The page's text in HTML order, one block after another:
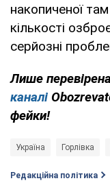
накопиченої
кількості
серйозні
Лише
каналі
фейки!
Україна Горлівка
Редакційна політика